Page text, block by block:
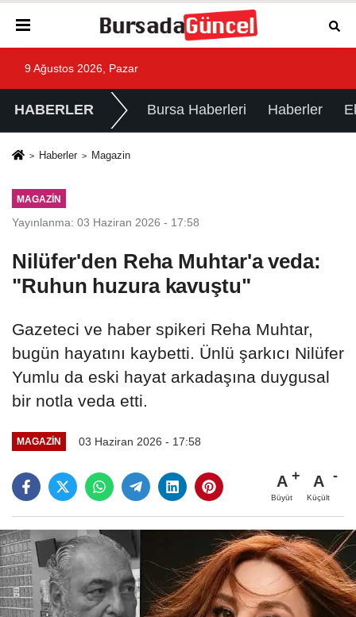
9 Ağustos 2026, Pazar
HABERLER Bursa Haberleri Haberler
Haberler Magazin
MAGAZIN
Yayınlanma: 03 Haziran 2026 - 17:58
Nilüfer'den Reha Muhtar'a veda:
"Ruhun huzura kavuştu"
Gazeteci ve haber spikeri Reha Muhtar,
bugün hayatını kaybetti. Ünlü şarkıcı Nilüfer
Yumlu da eski hayat arkadaşına duygusal
bir notla veda etti.
MAGAZIN 03 Haziran 2026 - 17:58
A
Büyüt
A
Küçült